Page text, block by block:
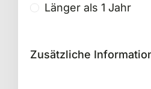
Länger als 1 Jahr
Zusätzliche